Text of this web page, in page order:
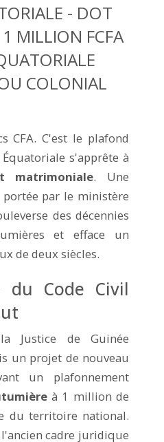
- DOT
MILLION FCFA
COLONIAL
CFA. C'est le plafond
s'apprête à
matrimoniale. Une
par le ministère
des décennies
et efface un
de deux siècles.
du Code Civil
Justice de Guinée
un projet de nouveau
un plafonnement
à 1 million de
du territoire national.
cadre juridique